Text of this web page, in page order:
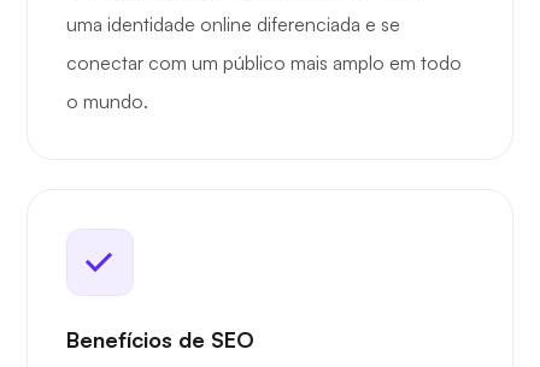
uma identidade online diferenciada e se
conectar com um público mais amplo em todo
o mundo.
Benefícios de SEO